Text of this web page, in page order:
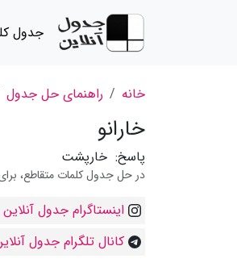
جدول
خانه راهنمای حل جدول
خارانو
پاسخ: خارپشت
در حل جدول کلمات متقاطع،
اینستاگرام جدول آنلاین
کانال تلگرام جدول